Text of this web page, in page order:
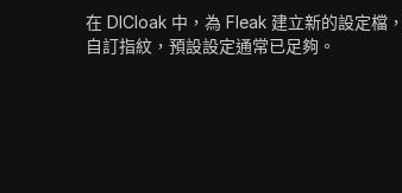
在 DICloak 中，為 Fleak 建立新的設定檔
自訂指紋，預設設定通常已足夠。